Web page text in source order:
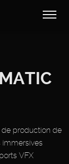
production de
VFX